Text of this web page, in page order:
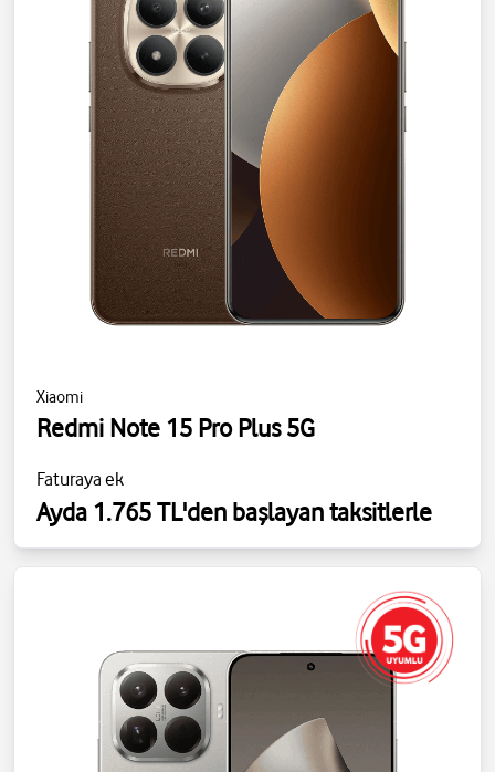
Xiaomi
Redmi Note 15 Pro Plus 5G
Faturaya ek
Ayda 1.765 TL'den başlayan taksitlerle